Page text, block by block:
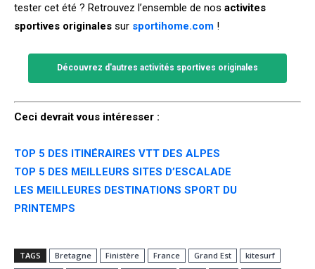
tester cet été ? Retrouvez l’ensemble de nos activites
sportives originales sur sportihome.com !
Découvrez d'autres activités sportives originales
Ceci devrait vous intéresser :
TOP 5 DES ITINÉRAIRES VTT DES ALPES
TOP 5 DES MEILLEURS SITES D’ESCALADE
LES MEILLEURES DESTINATIONS SPORT DU
PRINTEMPS
TAGS Bretagne Finistère France Grand Est
kitesurf